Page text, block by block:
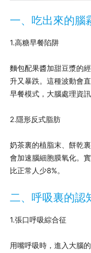
一、吃出來的腦
1.高糖早餐陷阱
麵包配果醬加甜豆漿的
升又暴跌。這種波動會
早餐模式，大腦處理資
2.隱形反式脂肪
奶茶裏的植脂末、餅乾
會加速腦細胞膜氧化。
比正常人少8%。
二、呼吸裏的認
1.張口呼吸綜合征
用嘴呼吸時，進入大腦